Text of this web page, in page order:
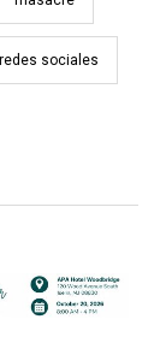
redes sociales